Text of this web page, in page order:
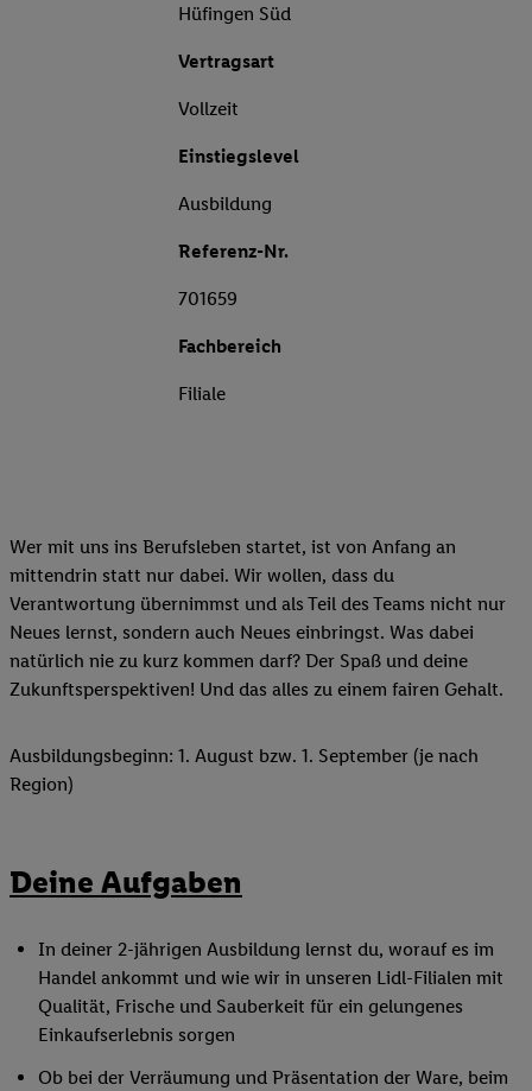
Hüfingen Süd
Vertragsart
Vollzeit
Einstiegslevel
Ausbildung
Referenz-Nr.
701659
Fachbereich
Filiale
Wer mit uns ins Berufsleben startet, ist von Anfang an
mittendrin statt nur dabei. Wir wollen, dass du
Verantwortung übernimmst und als Teil des Teams nicht nur
Neues lernst, sondern auch Neues einbringst. Was dabei
natürlich nie zu kurz kommen darf? Der Spaß und deine
Zukunftsperspektiven! Und das alles zu einem fairen Gehalt.
Ausbildungsbeginn: 1. August bzw. 1. September (je nach
Region)
Deine Aufgaben
In deiner 2-jährigen Ausbildung lernst du, worauf es im
Handel ankommt und wie wir in unseren Lidl-Filialen mit
Qualität, Frische und Sauberkeit für ein gelungenes
Einkaufserlebnis sorgen
Ob bei der Verräumung und Präsentation der Ware, beim